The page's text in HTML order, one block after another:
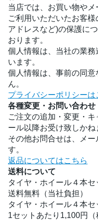
当店では、お買い物や
ご利用いただいたお客
アドレスなど)の保護に
おります。
個人情報は、当社の業
います。
個人情報は、事前の同
ん。
プライバシーポリシーは
各種変更・お問い合わせ
ご注文の追加・変更・
ール以降お受け致しかね
その他お問合せは、メ
す。
返品についてはこちら
送料について
タイヤ・ホイール４本セ
送料無料（当社負担）
タイヤ・ホイール４本
1セットあたり1,100円